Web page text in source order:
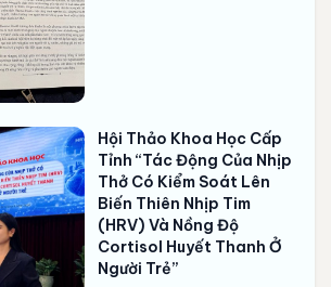
Hội Thảo Khoa Học Cấp
Tỉnh “Tác Động Của Nhịp
Thở Có Kiểm Soát Lên
Biến Thiên Nhịp Tim
(HRV) Và Nồng Độ
Cortisol Huyết Thanh Ở
Người Trẻ”